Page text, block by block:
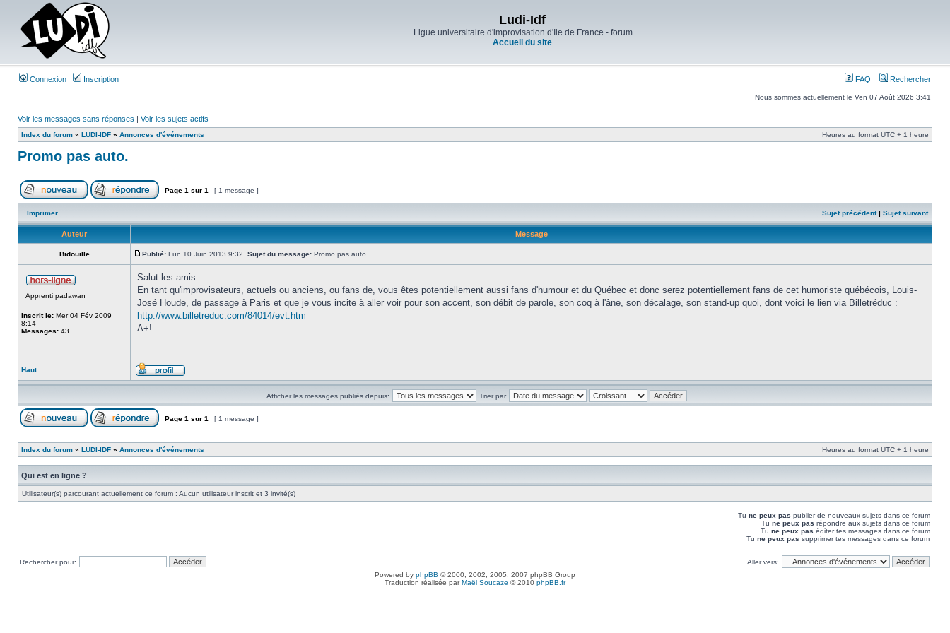
Ludi-Idf
Ligue universitaire d'improvisation d'Ile de France - forum
Accueil du site
Connexion Inscription FAQ Rechercher
Nous sommes actuellement le Ven 07 Août 2026 3:41
Voir les messages sans réponses | Voir les sujets actifs
Index du forum » LUDI-IDF » Annonces d'événements Heures au format UTC + 1 heure
Promo pas auto.
Page 1 sur 1 [ 1 message ]
Imprimer Sujet précédent| Sujet suivant
Auteur Message
Bidouille Publié: Lun 10 Juin 2013 9:32 Sujet du message: Promo pas auto.
Apprenti padawan
Inscrit le: Mer 04 Fév 2009
8:14
Messages: 43
Salut les amis.
En tant qu'improvisateurs, actuels ou anciens, ou fans de, vous êtes potentiellement aussi fans d'humour et du Québec et donc serez potentiellement fans de cet humoriste québécois, Louis-
José Houde, de passage à Paris et que je vous incite à aller voir pour son accent, son débit de parole, son coq à l'âne, son décalage, son stand-up quoi, dont voici le lien via Billetréduc :
http://www.billetreduc.com/84014/evt.htm
A+!
Haut
Afficher les messages publiés depuis: Trier par
Page 1 sur 1 [ 1 message ]
Index du forum » LUDI-IDF » Annonces d'événements Heures au format UTC + 1 heure
Qui est en ligne ?
Utilisateur(s) parcourant actuellement ce forum : Aucun utilisateur inscrit et 3 invité(s)
Tu ne peux pas publier de nouveaux sujets dans ce forum
Tu ne peux pas répondre aux sujets dans ce forum
Tu ne peux pas éditer tes messages dans ce forum
Tu ne peux pas supprimer tes messages dans ce forum
Rechercher pour:
Aller vers:
Powered by phpBB © 2000, 2002, 2005, 2007 phpBB Group
Traduction réalisée parMaël Soucaze © 2010 phpBB.fr